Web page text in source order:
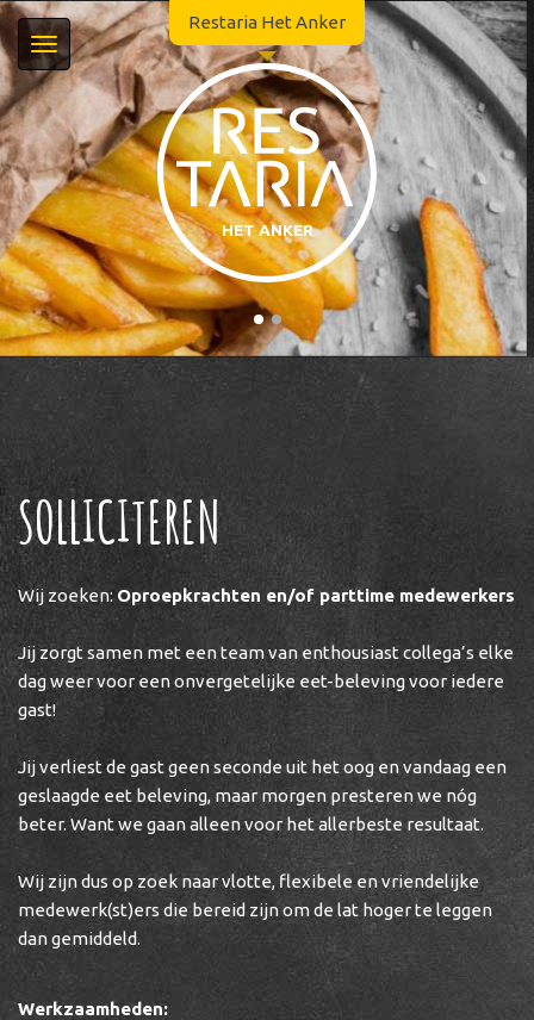
Momenteel geopend!
Restaria Het Anker
Handelskade 88
3434BE Nieuwegein
030-6062053
info@restariahetanker.nl
Restaria Het Anker
Navigatie
in-/uitklappen
HET ANKER
SOLLICITEREN
Wij zoeken:Oproepkrachten en/of parttime medewerkers
Jij zorgt samen met een team van enthousiast collega’s elke
dag weer voor een onvergetelijke eet-beleving voor iedere
gast!
Jij verliest de gast geen seconde uit het oog en vandaag een
geslaagde eet beleving, maar morgen presteren we nóg
beter. Want we gaan alleen voor het allerbeste resultaat.
Wij zijn dus op zoek naar vlotte, flexibele en vriendelijke
medewerk(st)ers die bereid zijn om de lat hoger te leggen
dan gemiddeld.
Werkzaamheden: